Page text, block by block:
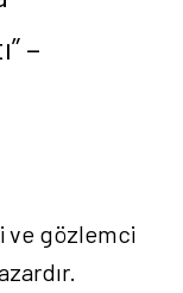
–
ve gözlemci